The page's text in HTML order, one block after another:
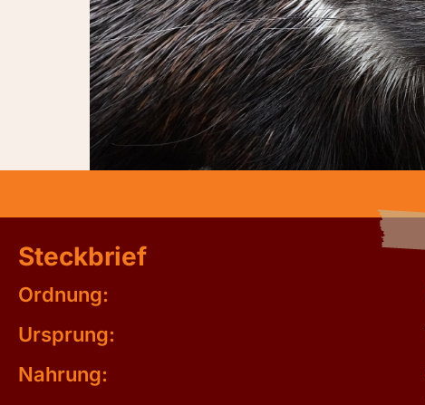
Steckbrief
Ordnung:
Ursprung:
Nahrung: